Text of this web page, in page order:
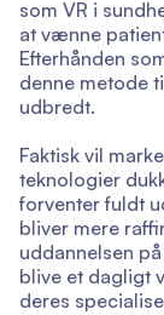
som VR i
at vænne
Efterhånden
denne metode
udbredt.
Faktisk vil
teknologier
forventer fuldt
bliver mere
uddannelsen
blive et dagligt
deres